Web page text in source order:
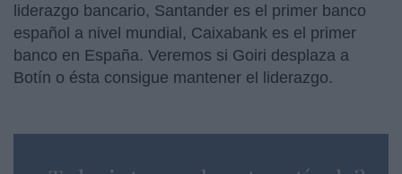
liderazgo bancario, Santander es el primer banco
español a nivel mundial, Caixabank es el primer
banco en España. Veremos si Goiri desplaza a
Botín o ésta consigue mantener el liderazgo.